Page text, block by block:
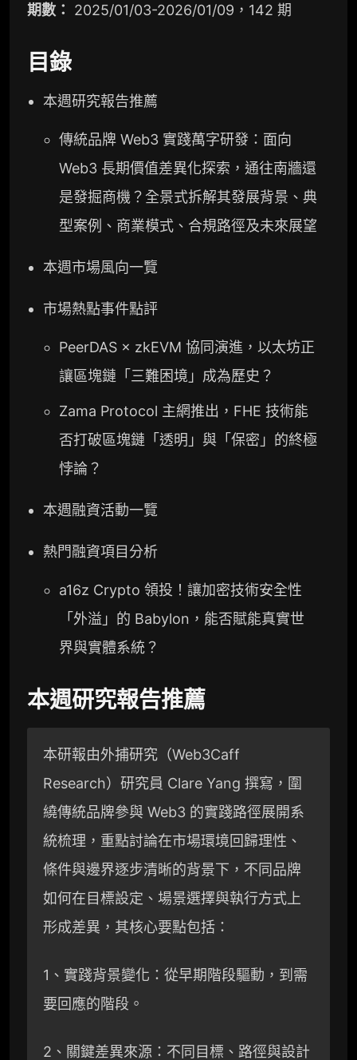
期數： 2025/01/03-2026/01/09，142 期
目錄
本週研究報告推薦
傳統品牌 Web3 實踐萬字研發：面向
Web3 長期價值差異化探索，通往南牆還
是發掘商機？全景式拆解其發展背景、典
型案例、商業模式、合規路徑及未來展望
本週市場風向一覽
市場熱點事件點評
PeerDAS × zkEVM 協同演進，以太坊正
讓區塊鏈「三難困境」成為歷史？
Zama Protocol 主網推出，FHE 技術能
否打破區塊鏈「透明」與「保密」的終極
悖論？
本週融資活動一覽
熱門融資項目分析
a16z Crypto 領投！讓加密技術安全性
「外溢」的 Babylon，能否賦能真實世
界與實體系統？
本週研究報告推薦
本研報由外捕研究（Web3Caff
Research）研究員 Clare Yang 撰寫，圍
繞傳統品牌參與 Web3 的實踐路徑展開系
統梳理，重點討論在市場環境回歸理性、
條件與邊界逐步清晰的背景下，不同品牌
如何在目標設定、場景選擇與執行方式上
形成差異，其核心要點包括：
1、實踐背景變化：從早期階段驅動，到需
要回應的階段。
2、關鍵差異來源：不同目標、路徑與設計